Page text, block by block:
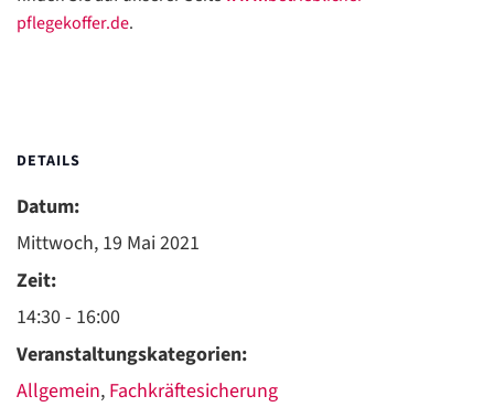
pflegekoffer.de.
DETAILS
Datum:
Mittwoch, 19 Mai 2021
Zeit:
14:30 - 16:00
Veranstaltungskategorien:
Allgemein, Fachkräftesicherung